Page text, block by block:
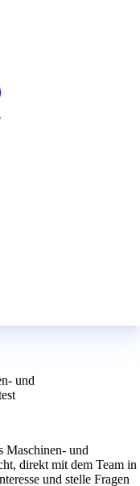
und
Maschinen- und
direkt mit dem Team in
und stelle Fragen